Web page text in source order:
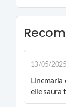
13/05/2025
Linemaria
elle saura